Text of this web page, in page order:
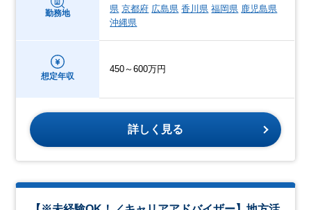
勤務地
県 京都府 広島県 香川県 福岡県 鹿児島県
沖縄県
想定年収
450～600万円
詳しく見る